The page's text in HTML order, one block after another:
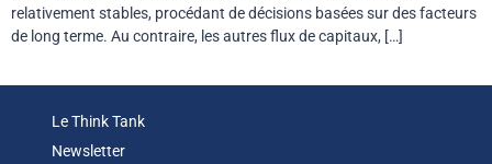
relativement stables, procédant de décisions basées sur des facteurs
de long terme. Au contraire, les autres flux de capitaux, […]
Le Think Tank
Newsletter